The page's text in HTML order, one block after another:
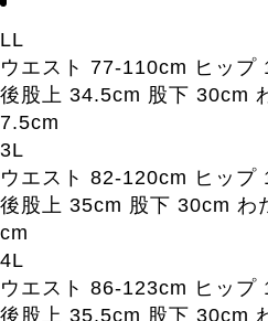
LL
ウエスト 77-110cm ヒップ
後股上 34.5cm 股下 30cm
7.5cm
3L
ウエスト 82-120cm ヒップ
後股上 35cm 股下 30cm わ
cm
4L
ウエスト 86-123cm ヒップ
後股上 35.5cm 股下 30cm